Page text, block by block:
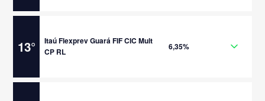
13°
Itaú Flexprev Guará FIF CIC Mult
CP RL
6,35%